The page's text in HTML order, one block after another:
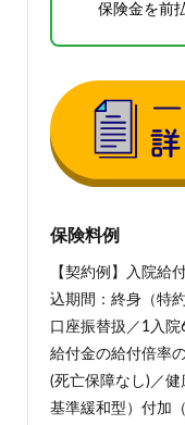
保険金を前
保険料例
【契約例】入院給
込期間：終身（特
口座振替扱／1入
給付金の給付倍率
(死亡保障なし)／
基準緩和型）付加